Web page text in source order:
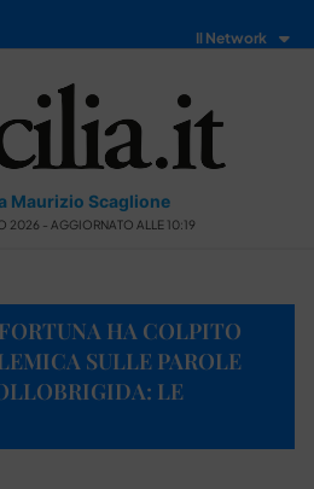
Il Network
Maurizio Scaglione
2026 - AGGIORNATO ALLE 10:19
HA COLPITO
SULLE PAROLE
LE